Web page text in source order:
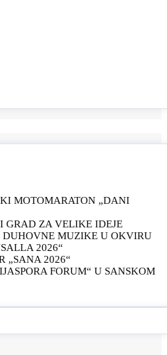
MOTOMARATON „DANI
GRAD ZA VELIKE IDEJE
DUHOVNE MUZIKE U OKVIRU
2026“
„SANA 2026“
FORUM“ U SANSKOM